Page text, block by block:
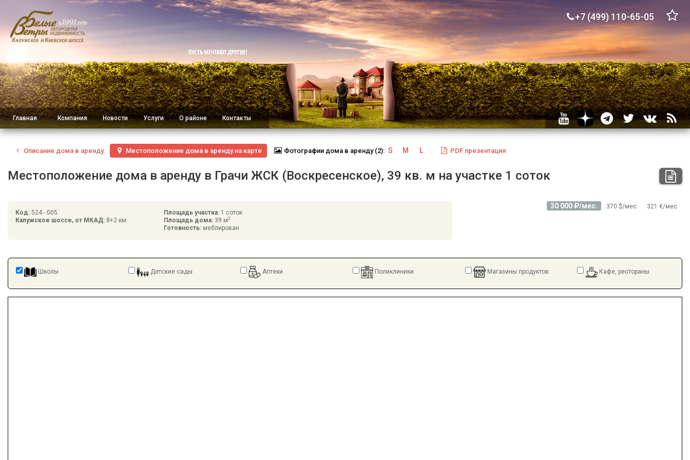
+7 (499) 110-65-05
Главная Компания Новости Услуги О районе Контакты
Описание дома в аренду Местоположение дома в аренду на карте Фотографии дома в аренду(2): S M L PDF презентация
Местоположение дома в аренду в Грачи ЖСК (Воскресенское), 39 кв. м на участке 1 соток
Код: 524 - 005
Калужское шоссе, от МКАД: 8+2 км
Площадь участка:1 соток
Площадь дома:39 м2
Готовность: меблирован
30 000 /мес. 370 $/мес. 321 €/мес.
Школы Детские сады Аптеки Поликлиники Магазины продуктов Кафе, рестораны